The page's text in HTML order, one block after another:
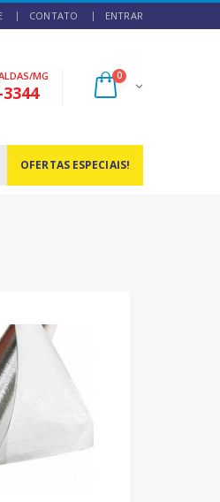
CONTATO ENTRAR
MG 0
OFERTAS ESPECIAIS!